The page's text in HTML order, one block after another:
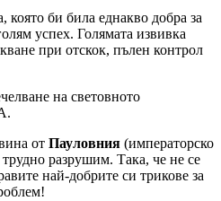
която би била еднакво добра за
успех. Голямата извивка
при отскок, пълен контрол
на световното
от Пауловния (императорско
разрушим. Така, че не се
най-добрите си трикове за